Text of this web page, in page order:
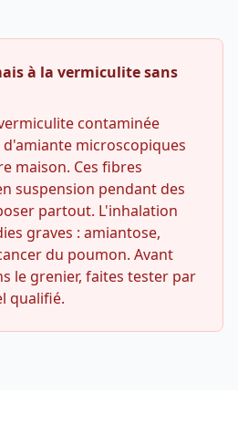
à la vermiculite sans
contaminée
microscopiques
maison. Ces fibres
suspension pendant des
partout. L'inhalation
graves : amiantose,
du poumon. Avant
le grenier, faites tester par
qualifié.